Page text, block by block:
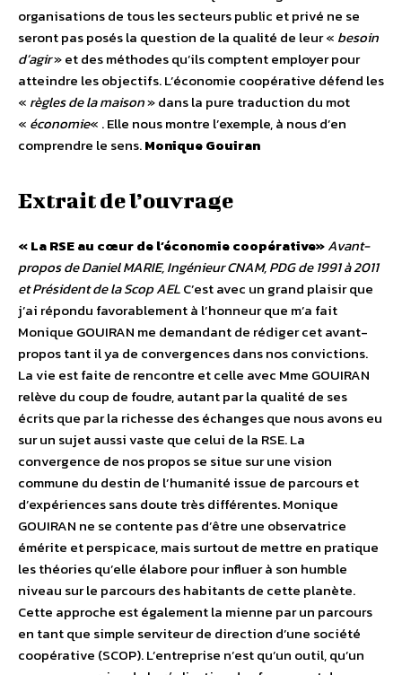
organisations de tous les secteurs public et privé ne se
seront pas posés la question de la qualité de leur « besoin
d’agir» et des méthodes qu’ils comptent employer pour
atteindre les objectifs. L’économie coopérative défend les
« règles de la maison» dans la pure traduction du mot
« économie« . Elle nous montre l’exemple, à nous d’en
comprendre le sens.Monique Gouiran
Extrait de l’ouvrage
« La RSE au cœur de l’économie coopérative»Avant-
propos de Daniel MARIE, Ingénieur CNAM, PDG de 1991 à 2011
et Président de la Scop AELC’est avec un grand plaisir que
j’ai répondu favorablement à l’honneur que m’a fait
Monique GOUIRAN me demandant de rédiger cet avant-
propos tant il ya de convergences dans nos convictions.
La vie est faite de rencontre et celle avec Mme GOUIRAN
relève du coup de foudre, autant par la qualité de ses
écrits que par la richesse des échanges que nous avons eu
sur un sujet aussi vaste que celui de la RSE. La
convergence de nos propos se situe sur une vision
commune du destin de l’humanité issue de parcours et
d’expériences sans doute très différentes. Monique
GOUIRAN ne se contente pas d’être une observatrice
émérite et perspicace, mais surtout de mettre en pratique
les théories qu’elle élabore pour influer à son humble
niveau sur le parcours des habitants de cette planète.
Cette approche est également la mienne par un parcours
en tant que simple serviteur de direction d’une société
coopérative (SCOP). L’entreprise n’est qu’un outil, qu’un